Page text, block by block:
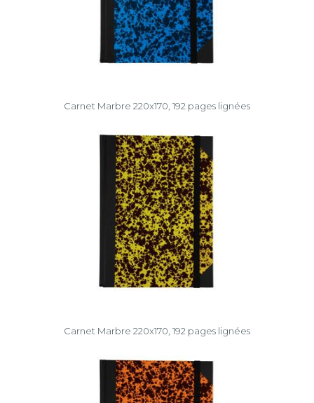
Carnet Marbre 220x170, 192 pages lignées
Carnet Marbre 220x170, 192 pages lignées